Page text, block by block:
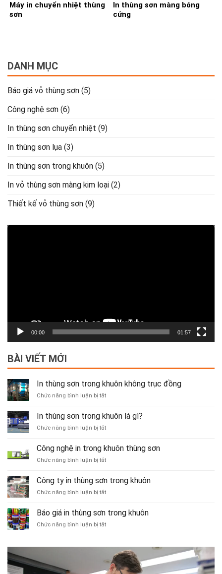
DANH MỤC
Báo giá vỏ thùng sơn (5)
Công nghệ sơn (6)
In thùng sơn chuyển nhiệt (9)
In thùng sơn lụa (3)
In thùng sơn trong khuôn (5)
In vỏ thùng sơn màng kim loại (2)
Thiết kế vỏ thùng sơn (9)
00:00 01:57
BÀI VIẾT MỚI
In thùng sơn trong khuôn không trục đồng
Chức năng bình luận bị tắtở
thùng
sơn
trong
không
đồng
In thùng sơn trong khuôn là gì?
Chức năng bình luận bị tắtở
thùng
sơn
trong
là
Công nghệ in trong khuôn thùng sơn
Chức năng bình luận bị tắtở
in
trong
thùng
Công ty in thùng sơn trong khuôn
Chức năng bình luận bị tắtở
in
thùng
khuôn
Báo giá in thùng sơn trong khuôn
Chức năng bình luận bị tắtở
thùng
sơn
Máy in chuyển nhiệt thùng
sơn
In thùng sơn màng bóng
cứng